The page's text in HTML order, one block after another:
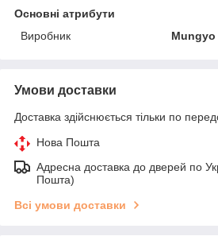
Основні атрибути
Виробник
Mungyo
Умови доставки
Доставка здійснюється тільки по
Нова Пошта
Адресна доставка до дверей по
Пошта)
Всі умови доставки